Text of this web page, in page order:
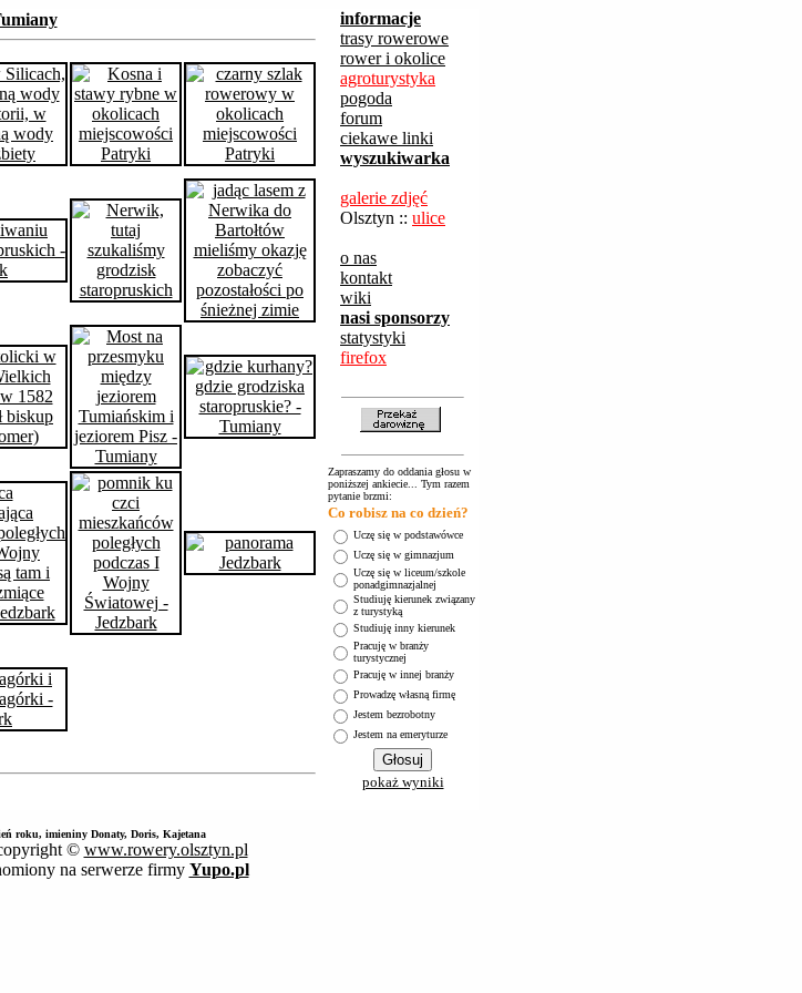
informacje
trasy rowerowe
rower i okolice
agroturystyka
pogoda
forum
ciekawe linki
wyszukiwarka
galerie zdjęć
Olsztyn :: ulice
o nas
kontakt
wiki
nasi sponsorzy
statystyki
firefox
Zapraszamy do oddania głosu w
poniższej ankiecie... Tym razem
pytanie brzmi:
Co robisz na co dzień?
Uczę się w podstawówce
Uczę się w gimnazjum
Uczę się w liceum/szkole
ponadgimnazjalnej
Studiuję kierunek związany
z turystyką
Studiuję inny kierunek
Pracuję w branży
turystycznej
Pracuję w innej branży
Prowadzę własną firmę
Jestem bezrobotny
Jestem na emeryturze
pokaż wyniki
roku, imieniny Donaty, Doris, Kajetana
© www.rowery.olsztyn.pl
na serwerze firmy Yupo.pl